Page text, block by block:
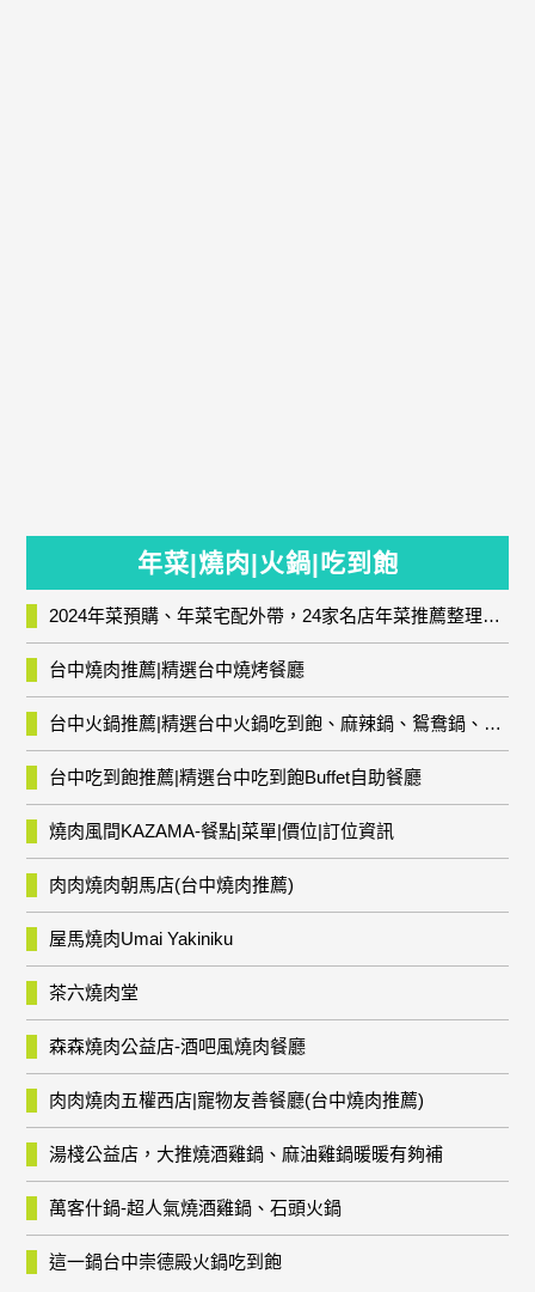
年菜|燒肉|火鍋|吃到飽
2024年菜預購、年菜宅配外帶，24家名店年菜推薦整理，圍爐輕鬆上菜團圓趣
台中燒肉推薦|精選台中燒烤餐廳
台中火鍋推薦|精選台中火鍋吃到飽、麻辣鍋、鴛鴦鍋、石頭火鍋、酸菜白肉鍋、海鮮鍋、燒酒雞、麻油雞、壽喜燒等熱門人氣火鍋店!
台中吃到飽推薦|精選台中吃到飽Buffet自助餐廳
燒肉風間KAZAMA-餐點|菜單|價位|訂位資訊
肉肉燒肉朝馬店(台中燒肉推薦)
屋馬燒肉Umai Yakiniku
茶六燒肉堂
森森燒肉公益店-酒吧風燒肉餐廳
肉肉燒肉五權西店|寵物友善餐廳(台中燒肉推薦)
湯棧公益店，大推燒酒雞鍋、麻油雞鍋暖暖有夠補
萬客什鍋-超人氣燒酒雞鍋、石頭火鍋
這一鍋台中崇德殿火鍋吃到飽